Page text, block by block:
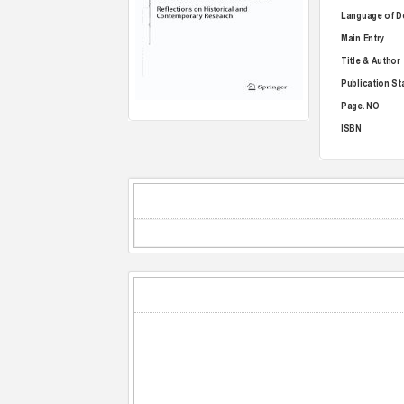
Language of
Main Entry
Title & Author
Publication
Page. NO
ISBN